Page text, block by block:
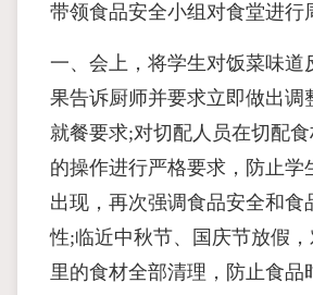
带领食品安全小组对食堂进行
一、会上，将学生对饭菜味道
果告诉厨师并要求立即做出调
就餐要求;对切配人员在切配
的操作进行严格要求，防止学
出现，再次强调食品安全和食
性;临近中秋节、国庆节放假
里的食材全部清理，防止食品